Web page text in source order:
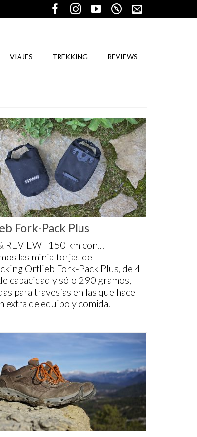
VIAJES TREKKING REVIEWS
Fork-Pack Plus
REVIEW I 150 km con…
las minialforjas de
Ortlieb Fork-Pack Plus, de 4
capacidad y sólo 290 gramos,
para travesías en las que hace
extra de equipo y comida.